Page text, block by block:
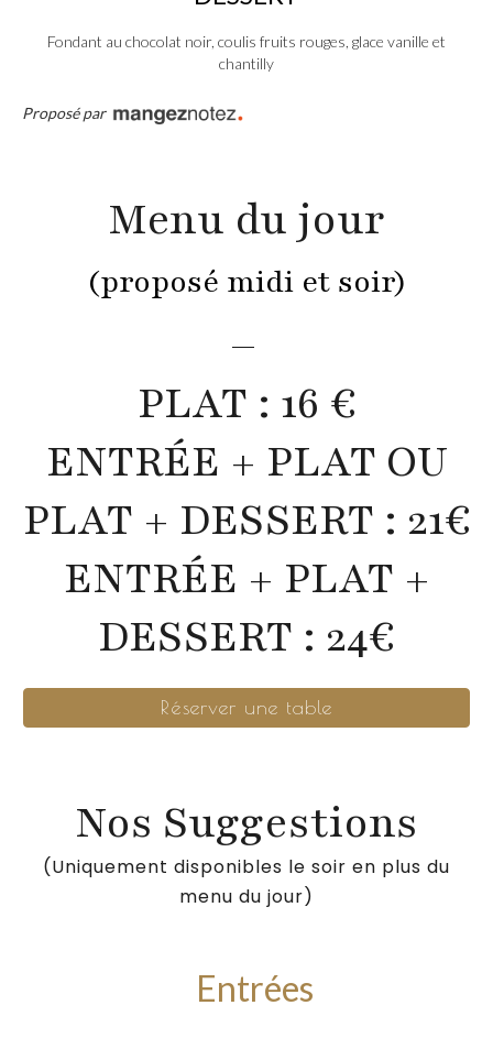
Fondant au chocolat noir, coulis fruits rouges, glace vanille et
chantilly
Proposé par
Menu du jour
(proposé midi et soir)
—
PLAT : 16 €
ENTRÉE + PLAT OU
PLAT + DESSERT : 21€
ENTRÉE + PLAT +
DESSERT : 24€
Réserver une table
Nos Suggestions
(Uniquement disponibles le soir en plus du
menu du jour)
Entrées